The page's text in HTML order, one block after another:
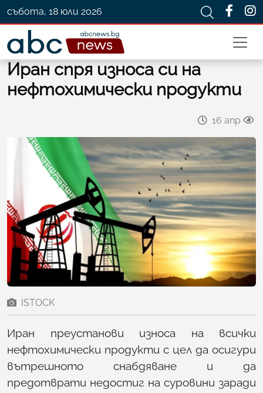
събота, 18 юли 2026
Иран спря износа си на
нефтохимически продукти
16 апр
ISTOCK
Иран преустанови износа на всички
нефтохимически продукти с цел да осигури
вътрешното снабдяване и да
предотврати недостиг на суровини заради